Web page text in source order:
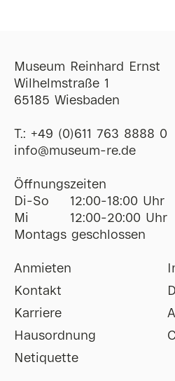
Museum Reinhard Ernst
Wilhelmstraße 1
65185 Wiesbaden
T.: +49 (0)611 763 8888 0
ofni@museum-re de
Öffnungszeiten
Di-So
12:00-18:00 Uhr
Mi
12:00-20:00 Uhr
Montags geschlossen
Anmieten
Kontakt
Karriere
Hausordnung
Netiquette